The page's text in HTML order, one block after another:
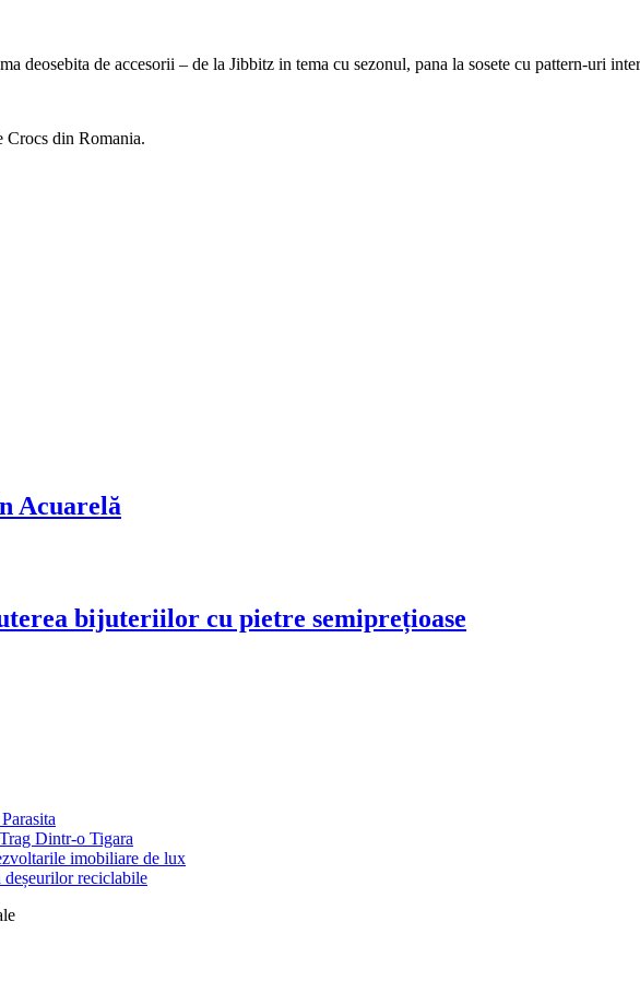
deosebita de accesorii – de la Jibbitz in tema cu sezonul, pana la sosete cu pattern-uri
Crocs din Romania.
Acuarelă
bijuteriilor cu pietre semiprețioase
Dintr-o Tigara
imobiliare de lux
deșeurilor reciclabile